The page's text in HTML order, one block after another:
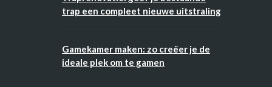
trap een compleet nieuwe uitstraling
Gamekamer maken: zo creëer je de
ideale plek om te gamen